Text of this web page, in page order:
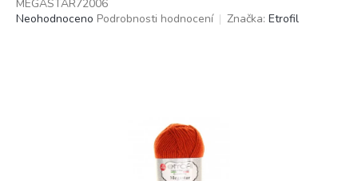
MEGASTAR72006
Průměrné
Neohodnoceno Podrobnosti hodnocení Značka: Etrofil